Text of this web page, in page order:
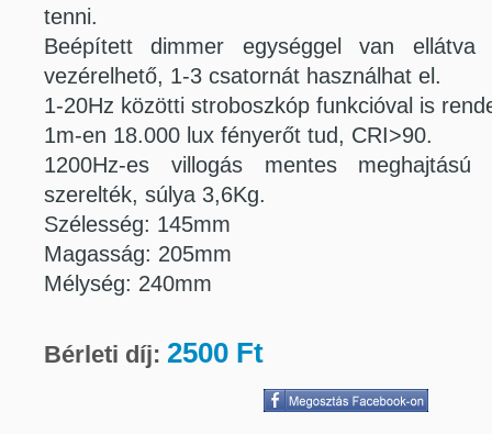
tenni.
Beépített dimmer egységgel van
vezérelhető, 1-3 csatornát használhat el.
1-20Hz közötti stroboszkóp funkcióval is
1m-en 18.000 lux fényerőt tud, CRI>90.
1200Hz-es villogás mentes meghajtású
szerelték, súlya 3,6Kg.
Szélesség: 145mm
Magasság: 205mm
Mélység: 240mm
Bérleti díj: 2500 Ft